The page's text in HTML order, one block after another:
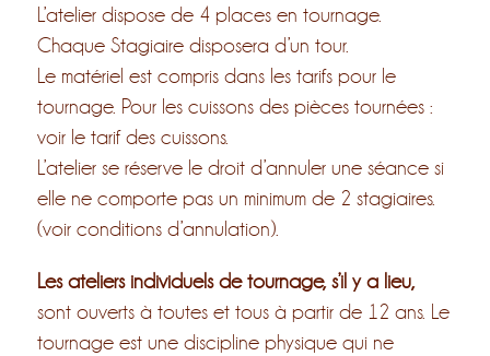
L’atelier dispose de 4 places en tournage.
Chaque Stagiaire disposera d’un tour.
Le matériel est compris dans les tarifs pour le
tournage. Pour les cuissons des pièces tournées :
voir le tarif des cuissons.
L’atelier se réserve le droit d’annuler une séance si
elle ne comporte pas un minimum de 2 stagiaires.
(voir conditions d’annulation).
Les ateliers individuels de tournage, s’il y a lieu,
sont ouverts à toutes et tous à partir de 12 ans. Le
tournage est une discipline physique qui ne